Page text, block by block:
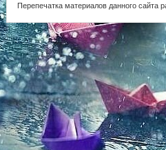
Перепечатка материалов данного сайта